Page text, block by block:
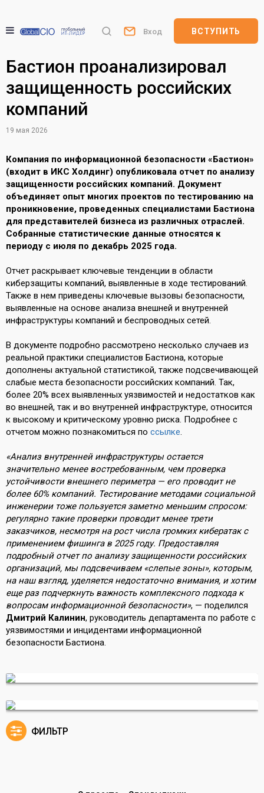
Вход ВСТУПИТЬ
Бастион проанализировал
защищенность российских
компаний
19 мая 2026
Компания по информационной безопасности «Бастион»
(входит в ИКС Холдинг) опубликовала отчет по анализу
защищенности российских компаний. Документ
объединяет опыт многих проектов по тестированию на
проникновение, проведенных специалистами Бастиона
для представителей бизнеса из различных отраслей.
Собранные статистические данные относятся к
периоду с июля по декабрь 2025 года.
Отчет раскрывает ключевые тенденции в области
киберзащиты компаний, выявленные в ходе тестирований.
Также в нем приведены ключевые вызовы безопасности,
выявленные на основе анализа внешней и внутренней
инфраструктуры компаний и беспроводных сетей.
В документе подробно рассмотрено несколько случаев из
реальной практики специалистов Бастиона, которые
дополнены актуальной статистикой, также подсвечивающей
слабые места безопасности российских компаний. Так,
более 20% всех выявленных уязвимостей и недостатков как
во внешней, так и во внутренней инфраструктуре, относится
к высокому и критическому уровню риска. Подробнее с
отчетом можно познакомиться по ссылке.
«Анализ внутренней инфраструктуры остается
значительно менее востребованным, чем проверка
устойчивости внешнего периметра — его проводит не
более 60% компаний. Тестирование методами социальной
инженерии тоже пользуется заметно меньшим спросом:
регулярно такие проверки проводит менее трети
заказчиков, несмотря на рост числа громких кибератак с
применением фишинга в 2025 году. Предоставляя
подробный отчет по анализу защищенности российских
организаций, мы подсвечиваем «слепые зоны», которым,
на наш взгляд, уделяется недостаточно внимания, и хотим
еще раз подчеркнуть важность комплексного подхода к
вопросам информационной безопасности», — поделился
Дмитрий Калинин, руководитель департамента по работе с
уязвимостями и инцидентами информационной
безопасности Бастиона.
ФИЛЬТР